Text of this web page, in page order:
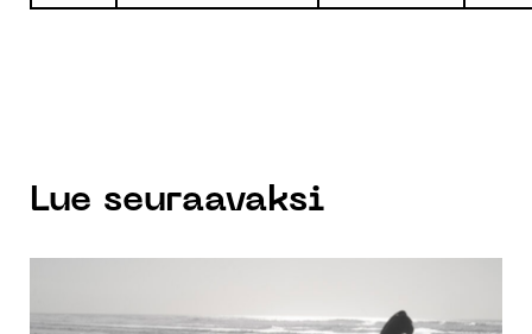
Lue seuraavaksi